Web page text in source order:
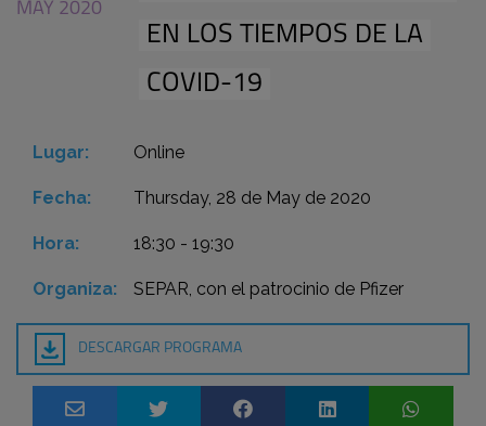
MAY 2020
EN LOS TIEMPOS DE LA
COVID-19
Lugar: Online
Fecha: Thursday, 28 de May de 2020
Hora: 18:30 - 19:30
Organiza: SEPAR, con el patrocinio de Pfizer
DESCARGAR PROGRAMA